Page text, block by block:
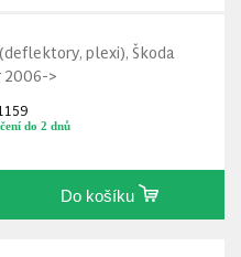
plexi), Škoda
2006->
do 2 dnů
Do košíku